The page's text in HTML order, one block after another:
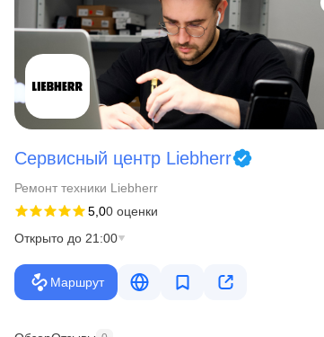
Сервисный центр Liebherr
Ремонт техники Liebherr
5,00 оценки
Открыто до 21:00
Маршрут